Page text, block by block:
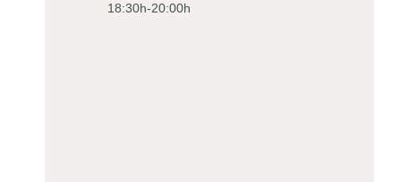
18:30h-20:00h